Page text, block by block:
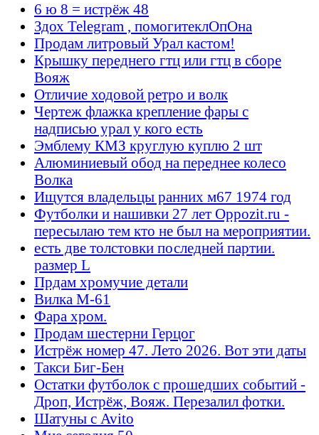
6 ю 8 = истрёж 48
Здох Telegram , помогитеклОпОна
Продам литровый Урал кастом!
Крышку переднего гтц или гтц в сборе
Вояж
Отличие ходовой ретро и волк
Чертеж флажка крепление фары с
надписью урал у кого есть
Эмблему КМЗ круглую куплю 2 шт
Алюминиевый обод на переднее колесо
Волка
Ищутся владельцы ранних м67 1974 год
Футболки и нашивки 27 лет Oppozit.ru -
пересылаю тем кто не был на мероприятии.
есть две толстовки последней партии.
размер L
Прдам хромучие детали
Вилка М-61
Фара хром.
Продам шестерни Герцог
Истрёж номер 47. Лето 2026. Вот эти даты
Такси Биг-Бен
Остатки футболок с прошедших событий -
Дроп, Истрёж, Вояж. Перезалил фотки.
Шатуны с Avito